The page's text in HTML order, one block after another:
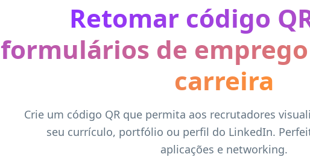
Retomar código
formulários de
carreira
Crie um código QR que permita aos recrutadores
seu currículo, portfólio ou perfil do LinkedIn.
aplicações e networking.